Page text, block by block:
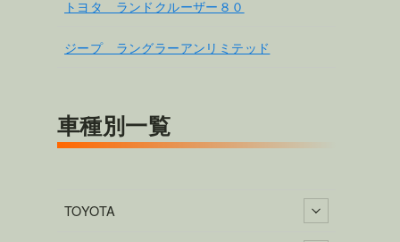
トヨタ ランドクルーザー８０
ジープ ラングラーアンリミテッド
車種別一覧
TOYOTA